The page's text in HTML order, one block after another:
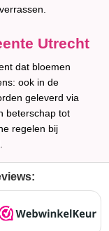
Utrecht
dat bloemen
ook in de
geleverd via
beterschap tot
regelen bij